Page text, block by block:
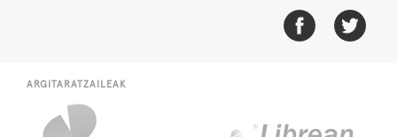
ARGITARATZAILEAK